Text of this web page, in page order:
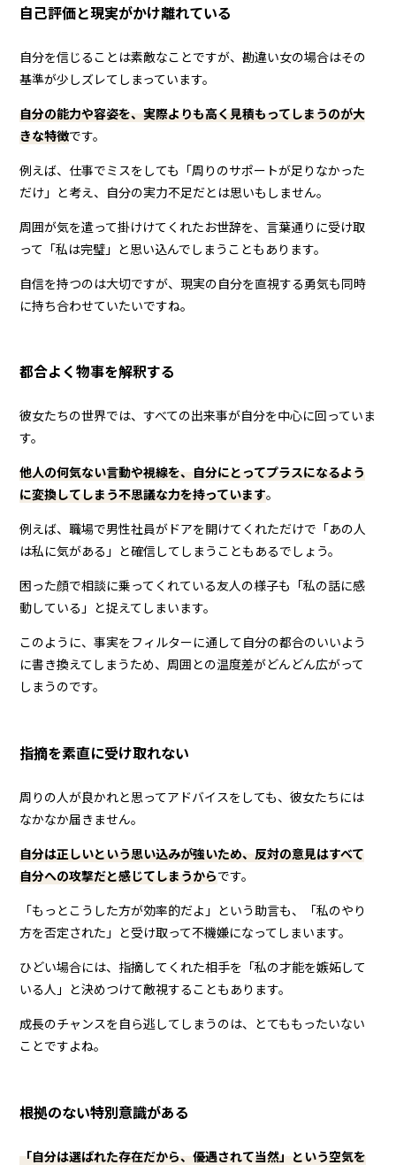
自己評価と現実がかけ離れている
自分を信じることは素敵なことですが、勘違い女の場合はその
基準が少しズレてしまっています。
自分の能力や容姿を、実際よりも高く見積もってしまうのが大
きな特徴です。
例えば、仕事でミスをしても「周りのサポートが足りなかった
だけ」と考え、自分の実力不足だとは思いもしません。
周囲が気を遣って掛けけてくれたお世辞を、言葉通りに受け取
って「私は完璧」と思い込んでしまうこともあります。
自信を持つのは大切ですが、現実の自分を直視する勇気も同時
に持ち合わせていたいですね。
都合よく物事を解釈する
彼女たちの世界では、すべての出来事が自分を中心に回っていま
す。
他人の何気ない言動や視線を、自分にとってプラスになるよう
に変換してしまう不思議な力を持っています。
例えば、職場で男性社員がドアを開けてくれただけで「あの人
は私に気がある」と確信してしまうこともあるでしょう。
困った顔で相談に乗ってくれている友人の様子も「私の話に感
動している」と捉えてしまいます。
このように、事実をフィルターに通して自分の都合のいいよう
に書き換えてしまうため、周囲との温度差がどんどん広がって
しまうのです。
指摘を素直に受け取れない
周りの人が良かれと思ってアドバイスをしても、彼女たちには
なかなか届きません。
自分は正しいという思い込みが強いため、反対の意見はすべて
自分への攻撃だと感じてしまうからです。
「もっとこうした方が効率的だよ」という助言も、「私のやり
方を否定された」と受け取って不機嫌になってしまいます。
ひどい場合には、指摘してくれた相手を「私の才能を嫉妬して
いる人」と決めつけて敵視することもあります。
成長のチャンスを自ら逃してしまうのは、とてももったいない
ことですよね。
根拠のない特別意識がある
「自分は選ばれた存在だから、優遇されて当然」という空気を